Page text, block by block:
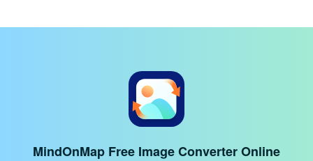
MindOnMap Free Image Converter Online